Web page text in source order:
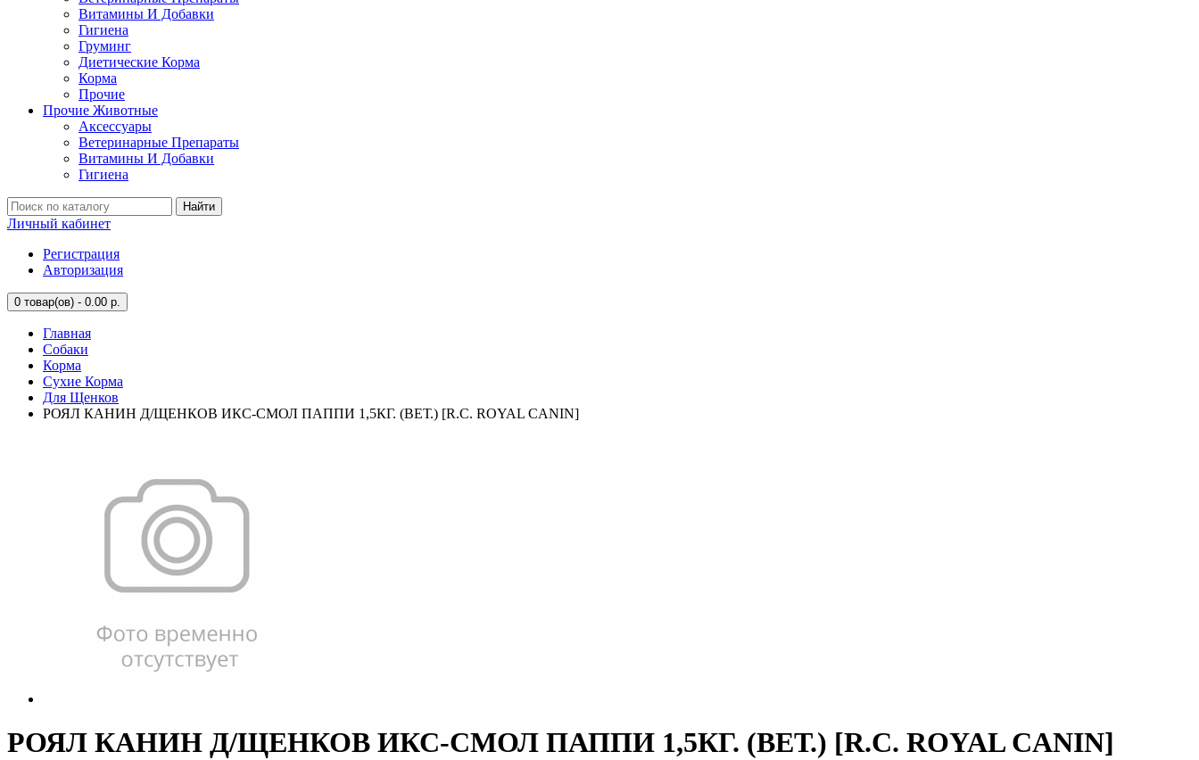
Витамины И Добавки
Гигиена
Груминг
Диетические Корма
Корма
Прочие
Прочие Животные
Аксессуары
Ветеринарные Препараты
Витамины И Добавки
Гигиена
Найти
Личный кабинет
Регистрация
Авторизация
0 товар(ов) - 0.00 р.
Главная
Собаки
Корма
Сухие Корма
Для Щенков
РОЯЛ КАНИН Д/ЩЕНКОВ ИКС-СМОЛ ПАППИ 1,5КГ. (ВЕТ.) [R.C. ROYAL CANIN]
РОЯЛ КАНИН Д/ЩЕНКОВ ИКС-СМОЛ ПАППИ 1,5КГ. (ВЕТ.) [R.C. ROYAL CANIN]